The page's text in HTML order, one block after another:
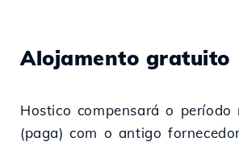
Alojamento gratuito
Hostico compensará o período
(paga) com o antigo